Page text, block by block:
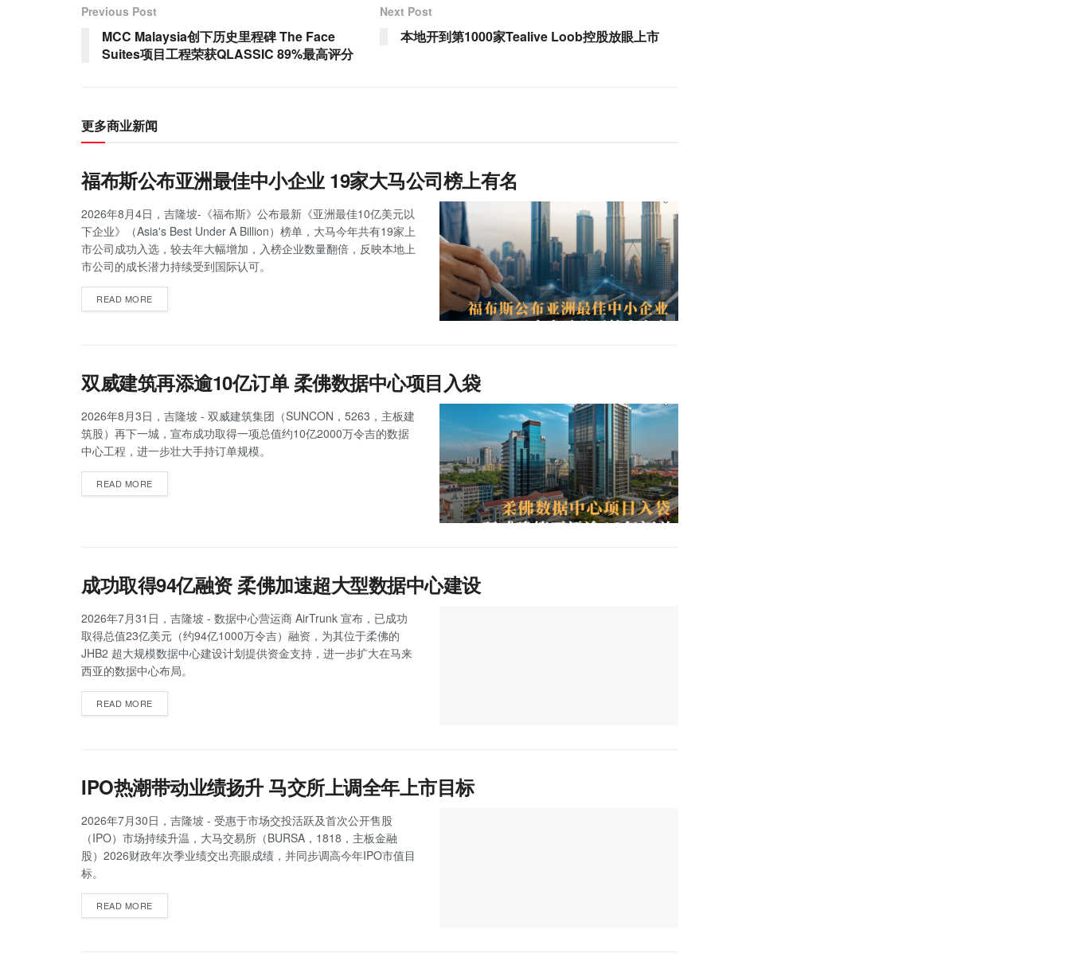
Previous Post
MCC Malaysia创下历史里程碑 The Face
Suites项目工程荣获QLASSIC 89%最高评分
Next Post
本地开到第1000家Tealive Loob控股放眼上市
更多商业新闻
福布斯公布亚洲最佳中小企业 19家大马公司榜上有名
2026年8月4日，吉隆坡-《福布斯》公布最新《亚洲最佳10亿美元以
下企业》（Asia's Best Under A Billion）榜单，大马今年共有19家上
市公司成功入选，较去年大幅增加，入榜企业数量翻倍，反映本地上
市公司的成长潜力持续受到国际认可。
READ MORE
双威建筑再添逾10亿订单 柔佛数据中心项目入袋
2026年8月3日，吉隆坡 - 双威建筑集团（SUNCON，5263，主板建
筑股）再下一城，宣布成功取得一项总值约10亿2000万令吉的数据
中心工程，进一步壮大手持订单规模。
READ MORE
成功取得94亿融资 柔佛加速超大型数据中心建设
2026年7月31日，吉隆坡 - 数据中心营运商 AirTrunk 宣布，已成功
取得总值23亿美元（约94亿1000万令吉）融资，为其位于柔佛的
JHB2 超大规模数据中心建设计划提供资金支持，进一步扩大在马来
西亚的数据中心布局。
READ MORE
IPO热潮带动业绩扬升 马交所上调全年上市目标
2026年7月30日，吉隆坡 - 受惠于市场交投活跃及首次公开售股
（IPO）市场持续升温，大马交易所（BURSA，1818，主板金融
股）2026财政年次季业绩交出亮眼成绩，并同步调高今年IPO市值目
标。
READ MORE